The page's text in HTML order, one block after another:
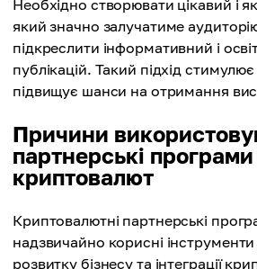
Необхідно створювати цікавий і
який значно залучатиме
підкреслити інформативний і
публікацій. Такий підхід стимулює
підвищує шанси на отримання
Причини
партнерські
криптовалют
Криптовалютні партнерські
надзвичайно корисні
розвитку бізнесу та інтеграції